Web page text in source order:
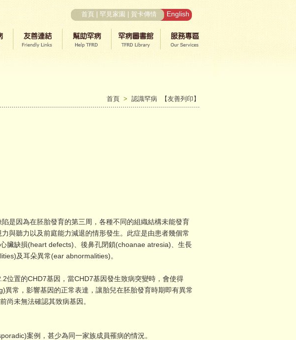
首頁 罕見家園 賀卡傳情 English
首頁 > 認識罕病 【友善列印】
因為在胚胎發育的第三周，各種不同的組織結構未能發育
與聽力以及前庭能力減退的情形發生。此症是由患者幾個常
臟缺損(heart defects)、後鼻孔閉鎖(choanae atresia)、生長
及耳朵異常(ear abnormalities)。
置的CHD7基因，當CHD7基因發生致病突變時，會使得
常，影響基因的正常表達，讓胎兒在胚胎發育時期即有異常
尚未無法確認其致病基因。
案例，甚少為同一家族成員罹病的情況。